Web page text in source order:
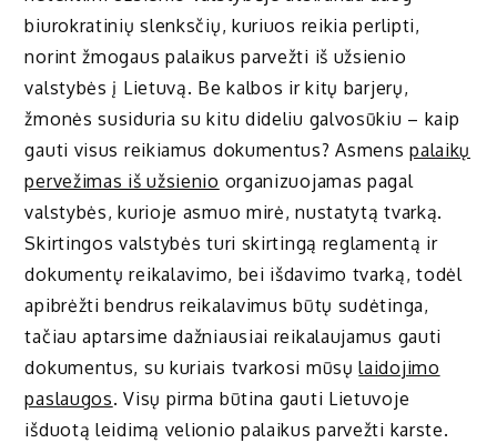
biurokratinių slenksčių, kuriuos reikia perlipti,
norint žmogaus palaikus parvežti iš užsienio
valstybės į Lietuvą. Be kalbos ir kitų barjerų,
žmonės susiduria su kitu dideliu galvosūkiu – kaip
gauti visus reikiamus dokumentus? Asmenspalaikų
pervežimas iš užsienio organizuojamas pagal
valstybės, kurioje asmuo mirė, nustatytą tvarką.
Skirtingos valstybės turi skirtingą reglamentą ir
dokumentų reikalavimo, bei išdavimo tvarką, todėl
apibrėžti bendrus reikalavimus būtų sudėtinga,
tačiau aptarsime dažniausiai reikalaujamus gauti
dokumentus, su kuriais tvarkosi mūsųlaidojimo
paslaugos. Visų pirma būtina gauti Lietuvoje
išduotą leidimą velionio palaikus parvežti karste.